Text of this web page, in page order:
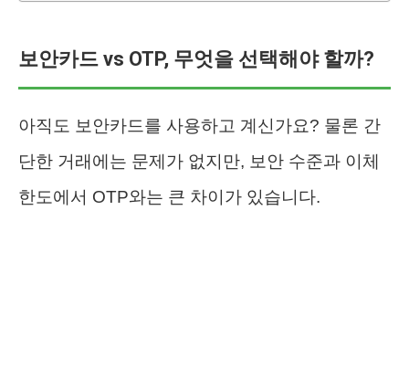
보안카드 vs OTP, 무엇을 선택해야 할까?
아직도 보안카드를 사용하고 계신가요? 물론 간
단한 거래에는 문제가 없지만, 보안 수준과 이체
한도에서 OTP와는 큰 차이가 있습니다.